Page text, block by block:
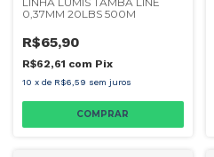
0,37MM 20LBS 500M
R$65,90
R$62,61 com Pix
10 x de R$6,59 sem juros